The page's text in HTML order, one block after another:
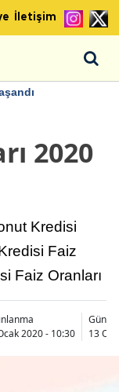
İletişim
2020
Kredisi
Faiz
Faiz Oranları
2020 - 10:30
13